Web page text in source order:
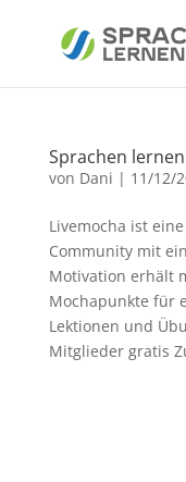
Sprachen
von Dani | 11/12/
Livemocha ist
Community mit
Motivation erhält
Mochapunkte für
Lektionen und
Mitglieder gratis